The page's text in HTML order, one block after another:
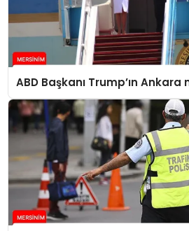
ABD Başkanı Trump’ın